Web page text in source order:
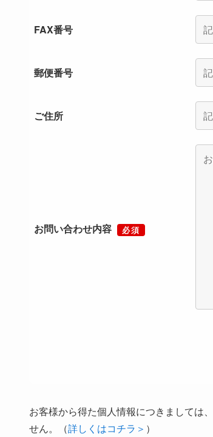
FAX番号
郵便番号
ご住所
お問い合わせ内容 必須
お客様から得た個人情報につきましては
せん。（詳しくはコチラ＞ ）